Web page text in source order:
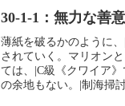
30-1-1：無力な善意
薄紙を破るかのように
されていく。マリオン
ては、|C級《クワイア
の余地もない。|制海掃